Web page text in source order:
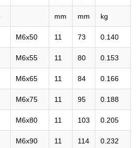
mm mm kg
M6x50 11 73 0.140
M6x55 11 80 0.153
M6x65 11 84 0.166
M6x75 11 95 0.188
M6x80 11 103 0.205
M6x90 11 114 0.232